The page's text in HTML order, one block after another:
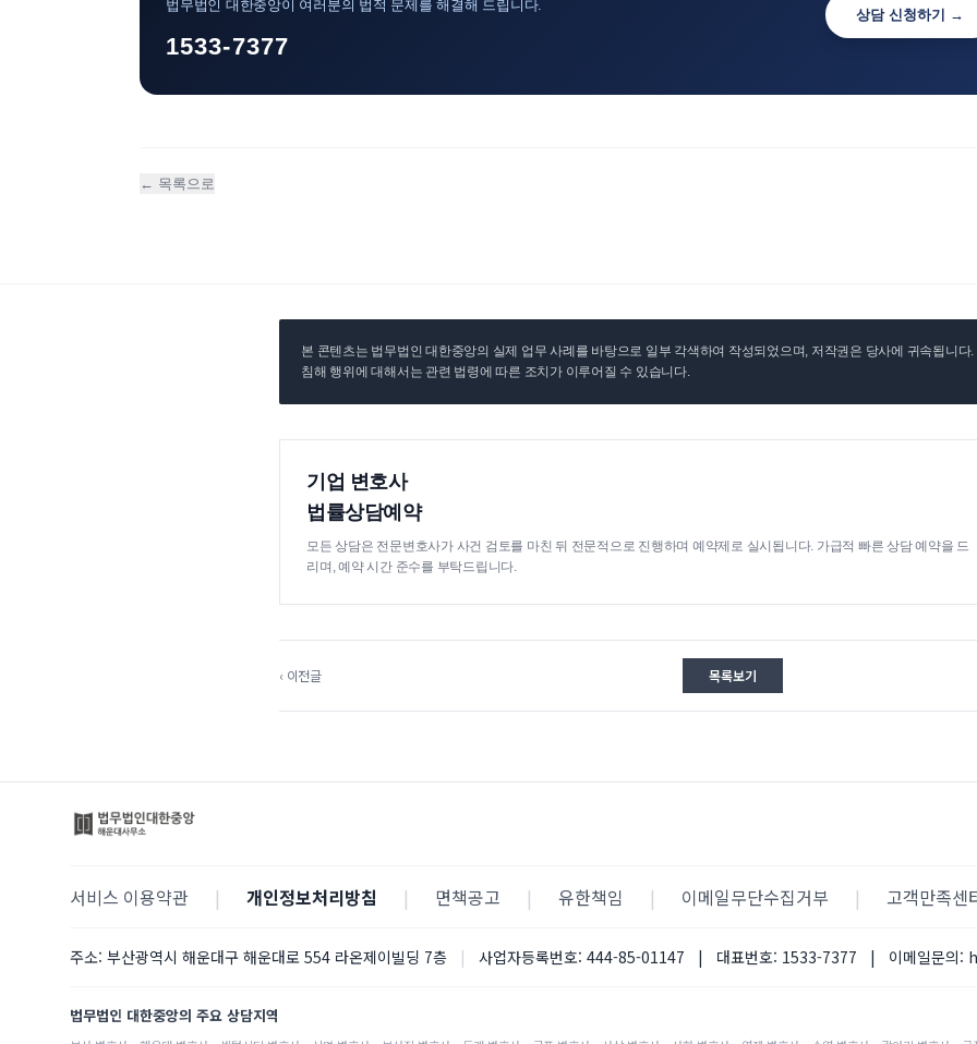
법무법인 대한중앙이 여러분의 법적 문제를 해결해 드립니다.
1533-7377
상담 신청하기 →
← 목록으로
본 콘텐츠는 법무법인 대한중앙의 실제 업무 사례를 바탕으로 일부 각색하여 작성되었으며, 저작권은 당사에 귀속됩니다
침해 행위에 대해서는 관련 법령에 따른 조치가 이루어질 수 있습니다.
기업 변호사
법률상담예약
모든 상담은 전문변호사가 사건 검토를 마친 뒤 전문적으로 진행하며 예약제로 실시됩니다. 가급적 빠른 상담 예약을 드
리며, 예약 시간 준수를 부탁드립니다.
‹ 이전글 목록보기
서비스 이용약관 | 개인정보처리방침 | 면책공고 | 유한책임 | 이메일무단수집거부 | 고객만족센
주소: 부산광역시 해운대구 해운대로 554 라온제이빌딩 7층 | 사업자등록번호: 444-85-01147 | 대표번호: 1533-7377 | 이메일문의:
법무법인 대한중앙의 주요 상담지역